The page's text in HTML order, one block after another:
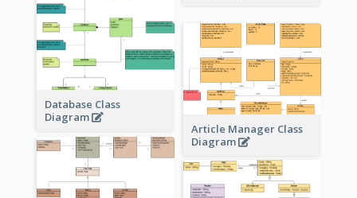
Database Class
Diagram
Article Manager Class
Diagram